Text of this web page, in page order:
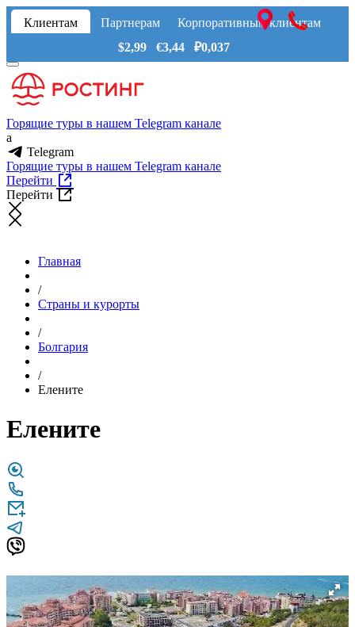
Клиентам Партнерам
Корпоративным клиентам
$2,99 €3,44 ₽0,037
Горящие туры в нашем Telegram канале
a
Telegram
Горящие туры в нашем Telegram канале
Перейти
Перейти
Главная
/
Страны и курорты
/
Болгария
/
Елените
Елените